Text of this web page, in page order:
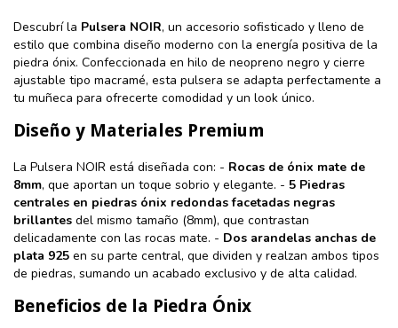
Descubrí la Pulsera NOIR, un accesorio sofisticado y lleno de
estilo que combina diseño moderno con la energía positiva de la
piedra ónix. Confeccionada en hilo de neopreno negro y cierre
ajustable tipo macramé, esta pulsera se adapta perfectamente a
tu muñeca para ofrecerte comodidad y un look único.
Diseño y Materiales Premium
La Pulsera NOIR está diseñada con: - Rocas de ónix mate de
8mm, que aportan un toque sobrio y elegante. - 5 Piedras
centrales en piedras ónix redondas facetadas negras
brillantes del mismo tamaño (8mm), que contrastan
delicadamente con las rocas mate. - Dos arandelas anchas de
plata 925 en su parte central, que dividen y realzan ambos tipos
de piedras, sumando un acabado exclusivo y de alta calidad.
Beneficios de la Piedra Ónix